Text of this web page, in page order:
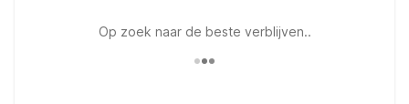
Op zoek naar de beste verblijven..